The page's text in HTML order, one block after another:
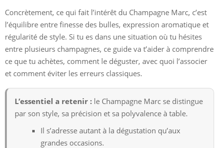
Concrètement, ce qui fait l’intérêt du Champagne Marc, c’est
l’équilibre entre finesse des bulles, expression aromatique et
régularité de style. Si tu es dans une situation où tu hésites
entre plusieurs champagnes, ce guide va t’aider à comprendre
ce que tu achètes, comment le déguster, avec quoi l’associer
et comment éviter les erreurs classiques.
L’essentiel a retenir : le Champagne Marc se distingue
par son style, sa précision et sa polyvalence à table.
Il s’adresse autant à la dégustation qu’aux
grandes occasions.